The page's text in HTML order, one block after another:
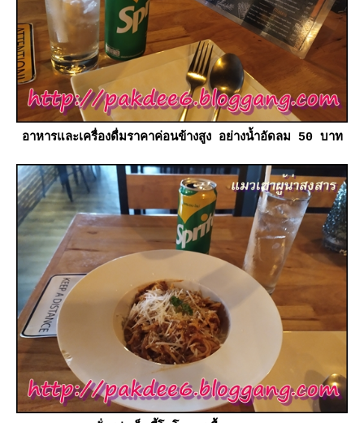
อาหารและเครื่องดื่มราคาค่อนข้างสูง อย่างน้ำอัดลม 50 บาท